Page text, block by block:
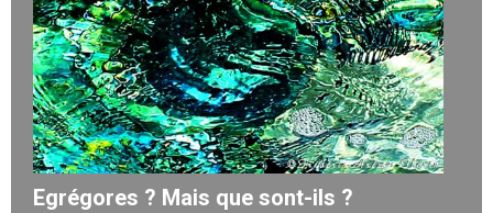
Egrégores ? Mais que sont-ils ?